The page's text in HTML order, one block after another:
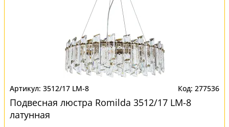
3512/17 LM-8 277536
Подвесная люстра Romilda 3512/17 LM-8
латунная